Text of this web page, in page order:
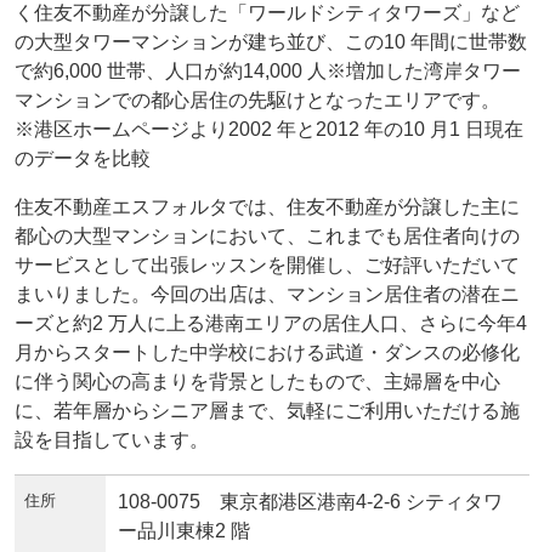
く住友不動産が分譲した「ワールドシティタワーズ」など
の大型タワーマンションが建ち並び、この10 年間に世帯数
で約6,000 世帯、人口が約14,000 人※増加した湾岸タワー
マンションでの都心居住の先駆けとなったエリアです。
※港区ホームページより2002 年と2012 年の10 月1 日現在
のデータを比較
住友不動産エスフォルタでは、住友不動産が分譲した主に
都心の大型マンションにおいて、これまでも居住者向けの
サービスとして出張レッスンを開催し、ご好評いただいて
まいりました。今回の出店は、マンション居住者の潜在ニ
ーズと約2 万人に上る港南エリアの居住人口、さらに今年4
月からスタートした中学校における武道・ダンスの必修化
に伴う関心の高まりを背景としたもので、主婦層を中心
に、若年層からシニア層まで、気軽にご利用いただける施
設を目指しています。
住所
108-0075 東京都港区港南4-2-6 シティタワ
ー品川東棟2 階